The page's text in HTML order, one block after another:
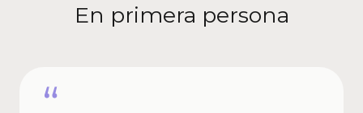
En primera persona